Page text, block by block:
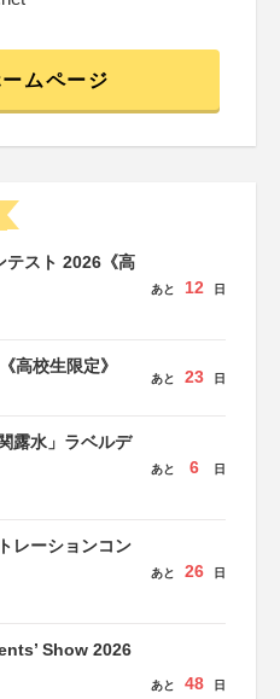
ムページ
テスト 2026《高
あと 12 日
高校生限定》
あと 23 日
露水」ラベルデ
あと 6 日
レーションコン
あと 26 日
Show 2026
あと 48 日